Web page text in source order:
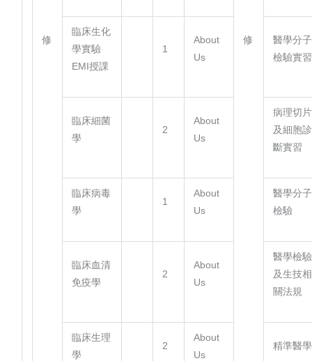
修 修
臨床生化
學實驗
EMI授課
1
About
Us
醫學分子
檢驗實習
臨床細菌
學
2
About
Us
病理切片
及細胞診
斷實習
臨床病毒
學
1
About
Us
醫學分子
檢驗
臨床血清
免疫學
2
About
Us
醫學檢驗
及生技相
關法規
臨床生理
學
2
About
Us
精準醫學